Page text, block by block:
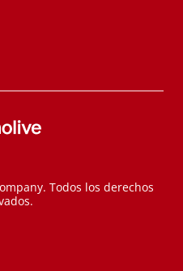
Todos los derechos